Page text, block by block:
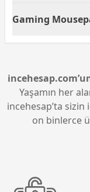
hassas
stratejik ve
Gaming
Bir gaming
yüzeye sahip
optimum oyun
Yaşamın her
incehesap’ta
on binlerce